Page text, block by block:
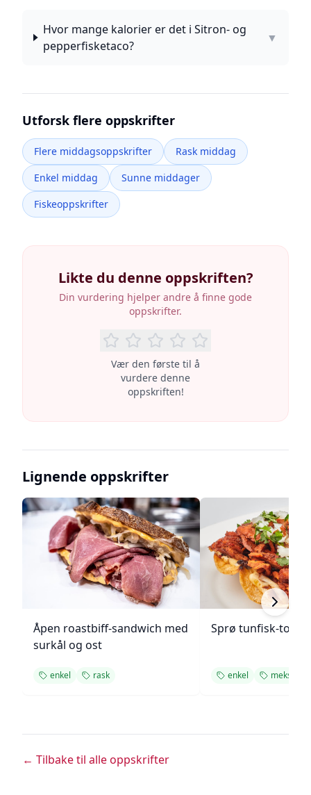
Hvor mange kalorier er det i Sitron- og
pepperfisketaco?
▼
Utforsk flere oppskrifter
Flere middagsoppskrifter
Rask middag
Enkel middag
Sunne middager
Fiskeoppskrifter
Likte du denne oppskriften?
Din vurdering hjelper andre å finne gode
oppskrifter.
Vær den første til å
vurdere denne
oppskriften!
Lignende oppskrifter
Åpen roastbiff-sandwich med
surkål og ost
enkel rask
Sprø tunfisk-
enkel
← Tilbake til alle oppskrifter